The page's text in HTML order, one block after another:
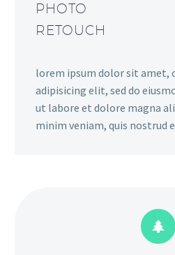
PHOTO
RETOUCH
lorem ipsum dolor sit amet,
adipisicing elit, sed do
ut labore et dolore magna
minim veniam, quis nostrud

